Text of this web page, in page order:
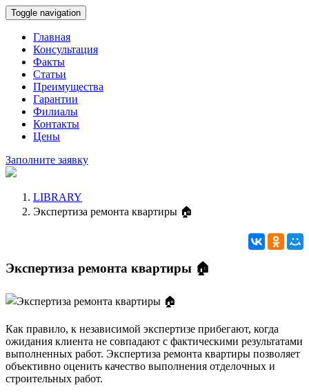
Toggle navigation
Главная
Консультация
Факты
Статьи
Преимущества
Гарантии
Филиалы
Контакты
Цены
Заполните заявку
LIBRARY
Экспертиза ремонта квартиры 🏠
Экспертиза ремонта квартиры 🏠
Как правило, к независимой экспертизе прибегают, когда
ожидания клиента не совпадают с фактическими результатами
выполненных работ. Экспертиза ремонта квартиры позволяет
объективно оценить качество выполнения отделочных и
строительных работ.